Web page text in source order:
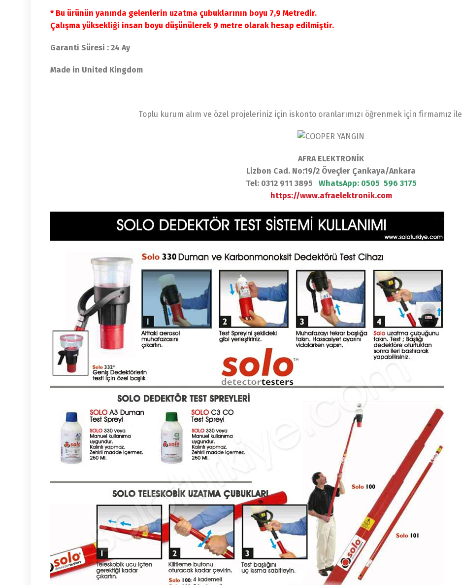
* Bu ürünün yanında gelenlerin uzatma çubuklarının boyu 7,9 Metredir.
Çalışma yüksekliği insan boyu düşünülerek 9 metre olarak hesap edilmiştir.
Garanti Süresi : 24 Ay
Made in United Kingdom
Toplu kurum alım ve özel projeleriniz için iskonto oranlarımızı öğrenmek için firmamız ile
AFRA ELEKTRONİK
Lizbon Cad. No:19/2 Öveçler Çankaya/Ankara
Tel: 0312 911 3895 WhatsApp: 0505 596 3175
https://www.afraelektronik.com